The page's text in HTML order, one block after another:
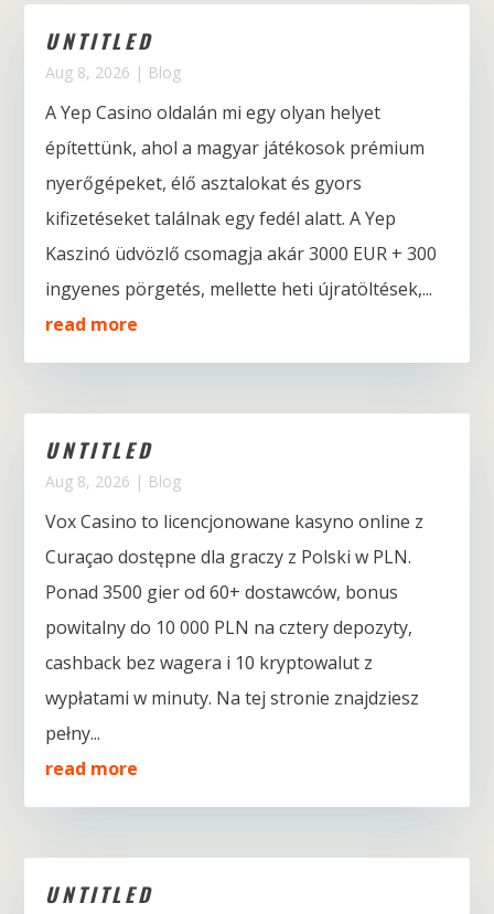
UNTITLED
Aug 8, 2026 | Blog
A Yep Casino oldalán mi egy olyan helyet
építettünk, ahol a magyar játékosok prémium
nyerőgépeket, élő asztalokat és gyors
kifizetéseket találnak egy fedél alatt. A Yep
Kaszinó üdvözlő csomagja akár 3000 EUR + 300
ingyenes pörgetés, mellette heti újratöltések,...
read more
UNTITLED
Aug 8, 2026 | Blog
Vox Casino to licencjonowane kasyno online z
Curaçao dostępne dla graczy z Polski w PLN.
Ponad 3500 gier od 60+ dostawców, bonus
powitalny do 10 000 PLN na cztery depozyty,
cashback bez wagera i 10 kryptowalut z
wypłatami w minuty. Na tej stronie znajdziesz
pełny...
read more
UNTITLED